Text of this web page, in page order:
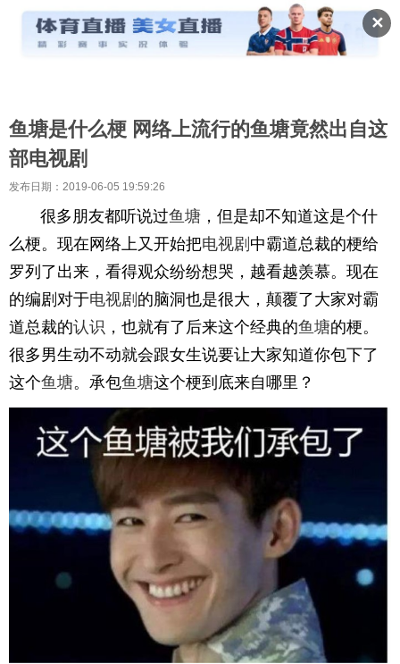
✕
鱼塘是什么梗 网络上流行的鱼塘竟然出自这
部电视剧
发布日期：2019-06-05 19:59:26
很多朋友都听说过鱼塘 ，但是却不知道这是个什
么梗。现在网络上又开始把电视剧 中霸道总裁的梗给
罗列了出来，看得观众纷纷想哭，越看越羡慕。现在
的编剧对于电视剧 的脑洞也是很大，颠覆了大家对霸
道总裁的认识 ，也就有了后来这个经典的鱼塘的梗。
很多男生动不动就会跟女生说要让大家知道你包下了
这个鱼塘。承包鱼塘这个梗到底来自哪里？